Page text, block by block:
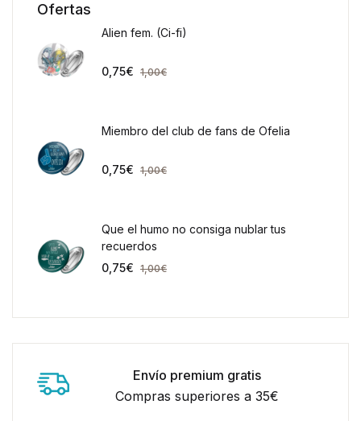
Ofertas
Alien fem. (Ci-fi)
0,75€ 1,00€
Miembro del club de fans de Ofelia
0,75€ 1,00€
Que el humo no consiga nublar tus
recuerdos
0,75€ 1,00€
Envío premium gratis
Compras superiores a 35€